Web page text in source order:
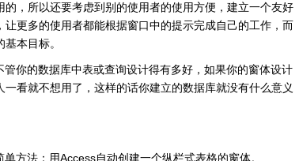
，所以还要考虑到别的使用者的使用方便，建立一个友好
更多的使用者都能根据窗口中的提示完成自己的工作，而
本目标。
你的数据库中表或查询设计得有多好，如果你的窗体设计
看就不想用了，这样的话你建立的数据库就没有什么意义
方法：用Access自动创建一个纵栏式表格的窗体。